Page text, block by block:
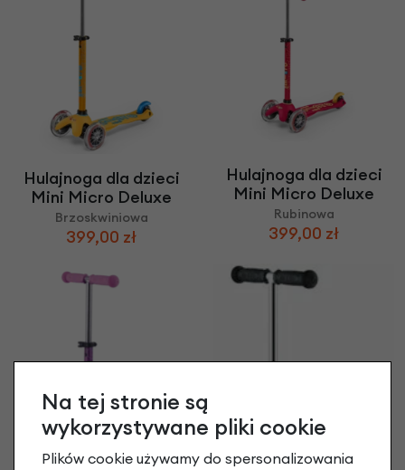
Hulajnoga dla dzieci
Mini Micro Deluxe
Brzoskwiniowa
399,00 zł
Hulajnoga dla dzieci
Mini Micro Deluxe
Rubinowa
399,00 zł
Na tej stronie są
wykorzystywane pliki cookie
Plików cookie używamy do spersonalizowania